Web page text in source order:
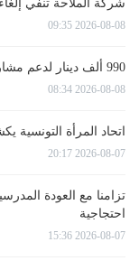
شركة الملاحة تنفي
2026-08-08 09:35
990 ألف دينار لدعم مشاريع ببلدية قرقنة
2026-08-08 08:34
اتحاد المرأة
2026-08-07 20:17
تزامنا مع العودة
احتجاجية
2026-08-07 15:36